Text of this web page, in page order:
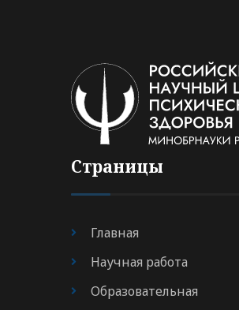
Страницы
Главная
Научная работа
Образовательная